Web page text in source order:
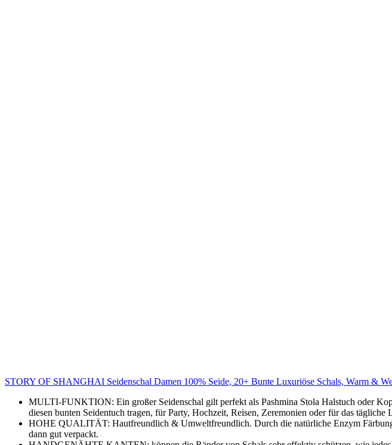
STORY OF SHANGHAI Seidenschal Damen 100% Seide, 20+ Bunte Luxuriöse Schals, Warm &
MULTI-FUNKTION: Ein großer Seidenschal gilt perfekt als Pashmina Stola Halstuch oder
diesen bunten Seidentuch tragen, für Party, Hochzeit, Reisen, Zeremonien oder für das tägliche
HOHE QUALITÄT: Hautfreundlich & Umweltfreundlich. Durch die natürliche Enzym
dann gut verpackt.